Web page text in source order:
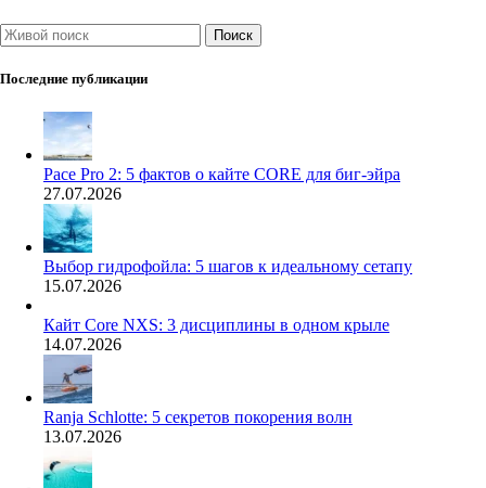
Поиск
Последние публикации
Pace Pro 2: 5 фактов о кайте CORE для биг-эйра
27.07.2026
Выбор гидрофойла: 5 шагов к идеальному сетапу
15.07.2026
Кайт Core NXS: 3 дисциплины в одном крыле
14.07.2026
Ranja Schlotte: 5 секретов покорения волн
13.07.2026